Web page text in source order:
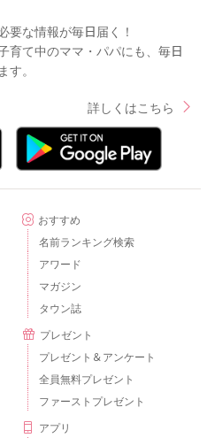
要な情報が毎日届く！
育て中のママ・パパにも、毎日
す。
詳しくはこちら
おすすめ
名前ランキング検索
アワード
マガジン
タウン誌
プレゼント
プレゼント＆アンケート
全員無料プレゼント
ファーストプレゼント
アプリ